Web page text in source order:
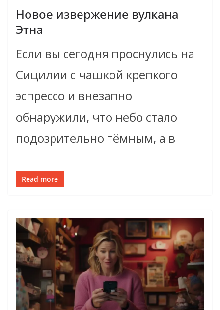
Новое извержение вулкана
Этна
Если вы сегодня проснулись на
Сицилии с чашкой крепкого
эспрессо и внезапно
обнаружили, что небо стало
подозрительно тёмным, а в
Read more